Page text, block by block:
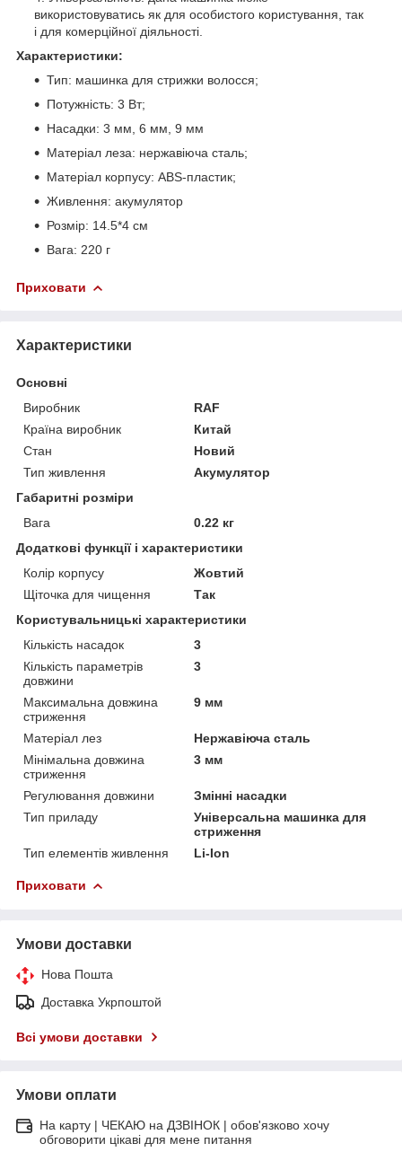
використовуватись як для особистого користування, так
і для комерційної діяльності.
Характеристики:
Тип: машинка для стрижки волосся;
Потужність: 3 Вт;
Насадки: 3 мм, 6 мм, 9 мм
Матеріал леза: нержавіюча сталь;
Матеріал корпусу: ABS-пластик;
Живлення: акумулятор
Розмір: 14.5*4 см
Вага: 220 г
Приховати
Характеристики
Основні
Виробник
RAF
Країна виробник
Китай
Стан
Новий
Тип живлення
Акумулятор
Габаритні розміри
Вага
0.22 кг
Додаткові функції і характеристики
Колір корпусу
Жовтий
Щіточка для чищення
Так
Користувальницькі характеристики
Кількість насадок
3
Кількість параметрів
довжини
3
Максимальна довжина
стриження
9 мм
Матеріал лез
Нержавіюча сталь
Мінімальна довжина
стриження
3 мм
Регулювання довжини
Змінні насадки
Тип приладу
Універсальна машинка для
стриження
Тип елементів живлення
Li-Ion
Приховати
Умови доставки
Нова Пошта
Доставка Укрпоштой
Всі умови доставки
Умови оплати
На карту | ЧЕКАЮ на ДЗВІНОК | обов'язково хочу
обговорити цікаві для мене питання